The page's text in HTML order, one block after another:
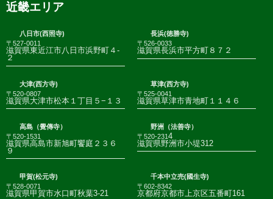
近畿エリア
八日市(西照寺)
〒527-0011
滋賀県東近江市八日市浜野町４-
２
長浜(徳勝寺)
〒526-0033
滋賀県長浜市平方町８７２
大津(西方寺)
〒520-0807
滋賀県大津市松本１丁目５−１３
草津(西方寺)
〒525-0041
滋賀県草津市青地町１１４６
高島（覺傳寺）
〒520-1531
滋賀県高島市新旭町饗庭２３６
９
野洲（法善寺）
〒520-2314
滋賀県野洲市小堤312
甲賀(松元寺)
〒528-0071
滋賀県甲賀市水口町秋葉3-21
千本中立売(國生寺)
〒602-8342
京都府京都市上京区五番町161